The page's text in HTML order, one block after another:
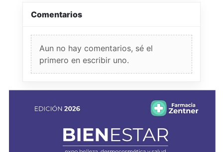
Comentarios
Aun no hay comentarios, sé el
primero en escribir uno.